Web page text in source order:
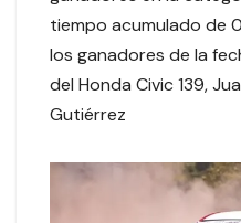
tiempo acumulado de
los ganadores de la
del Honda Civic 139,
Gutiérrez